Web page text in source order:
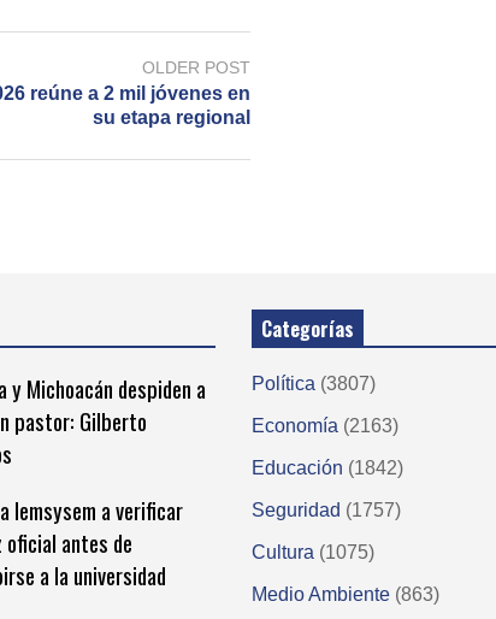
OLDER POST
reúne a 2 mil jóvenes en
su etapa regional
y Michoacán despiden a
pastor: Gilberto
Iemsysem a verificar
oficial antes de
a la universidad
Categorías
Política (3807)
Economía (2163)
Educación (1842)
Seguridad (1757)
Cultura (1075)
Medio Ambiente (863)